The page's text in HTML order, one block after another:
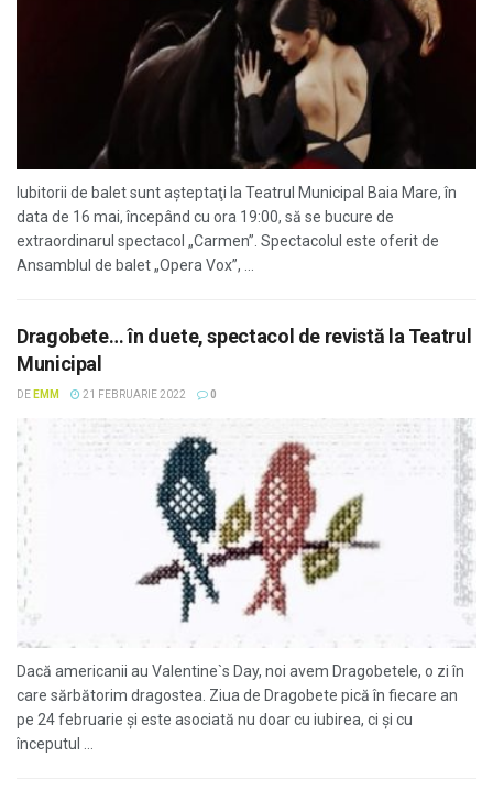
Iubitorii de balet sunt aşteptaţi la Teatrul Municipal Baia Mare, în
data de 16 mai, începând cu ora 19:00, să se bucure de
extraordinarul spectacol „Carmen”. Spectacolul este oferit de
Ansamblul de balet „Opera Vox”, ...
Dragobete… în duete, spectacol de revistă la Teatrul
Municipal
DE EMM 21 FEBRUARIE 2022 0
Dacă americanii au Valentine`s Day, noi avem Dragobetele, o zi în
care sărbătorim dragostea. Ziua de Dragobete pică în fiecare an
pe 24 februarie și este asociată nu doar cu iubirea, ci și cu
începutul ...